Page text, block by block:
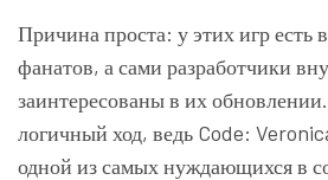
Причина проста: у этих игр есть
фанатов, а сами разработчики
заинтересованы в их
логичный ход, ведь Code:
одной из самых нуждающихся в